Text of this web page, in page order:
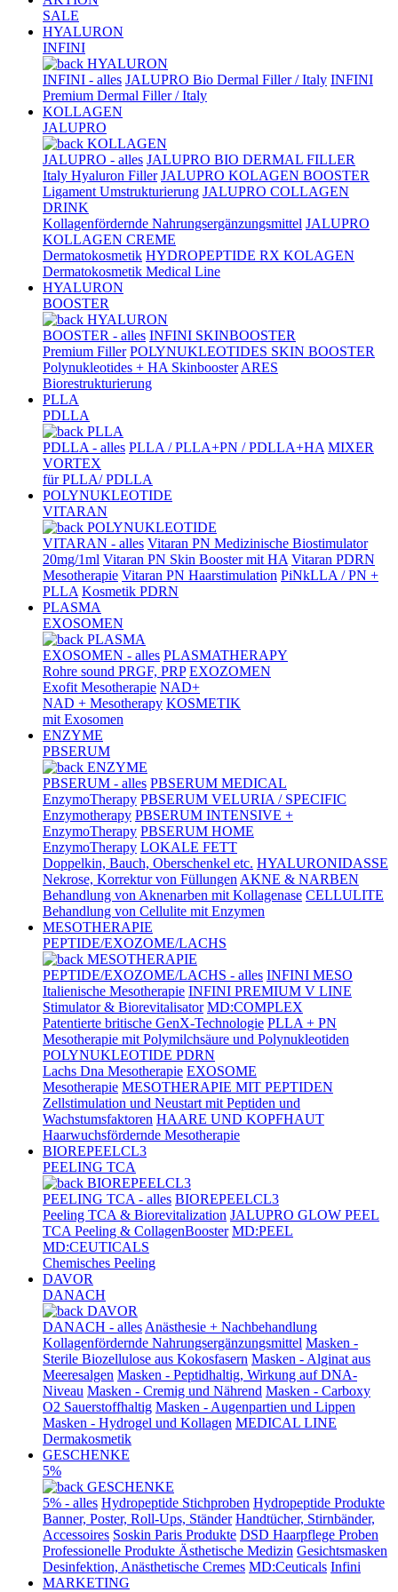
SALE
HYALURON
INFINI
HYALURON
INFINI - alles JALUPRO Bio Dermal Filler / Italy INFINI
Premium Dermal Filler / Italy
KOLLAGEN
JALUPRO
KOLLAGEN
JALUPRO - alles JALUPRO BIO DERMAL FILLER
Italy Hyaluron Filler JALUPRO KOLAGEN BOOSTER
Ligament Umstrukturierung JALUPRO COLLAGEN
DRINK
Kollagenfördernde Nahrungsergänzungsmittel JALUPRO
KOLLAGEN CREME
Dermatokosmetik HYDROPEPTIDE RX KOLAGEN
Dermatokosmetik Medical Line
HYALURON
BOOSTER
HYALURON
BOOSTER - alles INFINI SKINBOOSTER
Premium Filler POLYNUKLEOTIDES SKIN BOOSTER
Polynukleotides + HA Skinbooster ARES
Biorestrukturierung
PLLA
PDLLA
PLLA
PDLLA - alles PLLA / PLLA+PN / PDLLA+HA MIXER
VORTEX
für PLLA/ PDLLA
POLYNUKLEOTIDE
VITARAN
POLYNUKLEOTIDE
VITARAN - alles Vitaran PN Medizinische Biostimulator
20mg/1ml Vitaran PN Skin Booster mit HA Vitaran PDRN
Mesotherapie Vitaran PN Haarstimulation PiNkLLA / PN +
PLLA Kosmetik PDRN
PLASMA
EXOSOMEN
PLASMA
EXOSOMEN - alles PLASMATHERAPY
Rohre sound PRGF, PRP EXOZOMEN
Exofit Mesotherapie NAD+
NAD + Mesotherapy KOSMETIK
mit Exosomen
ENZYME
PBSERUM
ENZYME
PBSERUM - alles PBSERUM MEDICAL
EnzymoTherapy PBSERUM VELURIA / SPECIFIC
Enzymotherapy PBSERUM INTENSIVE +
EnzymoTherapy PBSERUM HOME
EnzymoTherapy LOKALE FETT
Doppelkin, Bauch, Oberschenkel etc. HYALURONIDASSE
Nekrose, Korrektur von Füllungen AKNE & NARBEN
Behandlung von Aknenarben mit Kollagenase CELLULITE
Behandlung von Cellulite mit Enzymen
MESOTHERAPIE
PEPTIDE/EXOZOME/LACHS
MESOTHERAPIE
PEPTIDE/EXOZOME/LACHS - alles INFINI MESO
Italienische Mesotherapie INFINI PREMIUM V LINE
Stimulator & Biorevitalisator MD:COMPLEX
Patentierte britische GenX-Technologie PLLA + PN
Mesotherapie mit Polymilchsäure und Polynukleotiden
POLYNUKLEOTIDE PDRN
Lachs Dna Mesotherapie EXOSOME
Mesotherapie MESOTHERAPIE MIT PEPTIDEN
Zellstimulation und Neustart mit Peptiden und
Wachstumsfaktoren HAARE UND KOPFHAUT
Haarwuchsfördernde Mesotherapie
BIOREPEELCL3
PEELING TCA
BIOREPEELCL3
PEELING TCA - alles BIOREPEELCL3
Peeling TCA & Biorevitalization JALUPRO GLOW PEEL
TCA Peeling & CollagenBooster MD:PEEL
MD:CEUTICALS
Chemisches Peeling
DAVOR
DANACH
DAVOR
DANACH - alles Anästhesie + Nachbehandlung
Kollagenfördernde Nahrungsergänzungsmittel Masken -
Sterile Biozellulose aus Kokosfasern Masken - Alginat aus
Meeresalgen Masken - Peptidhaltig, Wirkung auf DNA-
Niveau Masken - Cremig und Nährend Masken - Carboxy
O2 Sauerstoffhaltig Masken - Augenpartien und Lippen
Masken - Hydrogel und Kollagen MEDICAL LINE
Dermakosmetik
GESCHENKE
5%
GESCHENKE
5% - alles Hydropeptide Stichproben Hydropeptide Produkte
Banner, Poster, Roll-Ups, Ständer Handtücher, Stirnbänder,
Accessoires Soskin Paris Produkte DSD Haarpflege Proben
Professionelle Produkte Ästhetische Medizin Gesichtsmasken
Desinfektion, Anästhetische Cremes MD:Ceuticals Infini
MARKETING